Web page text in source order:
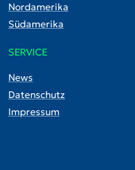
Nordamerika
Südamerika
SERVICE
News
Datenschutz
Impressum